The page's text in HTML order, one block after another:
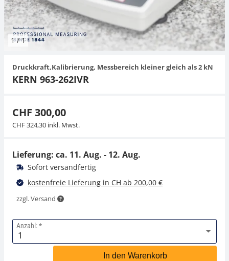
1/1
Druckkraft,Kalibrierung, Messbereich kleiner gleich als 2 kN
KERN 963-262IVR
CHF 300,00
CHF 324,30 inkl. Mwst.
Lieferung: ca. 11. Aug. - 12. Aug.
Sofort versandfertig
kostenfreie Lieferung in CH ab 200,00 €
zzgl. Versand
Anzahl:
In den Warenkorb
Hängewaagen
Tischwaagen
Organwaagen
Waagen inkl. Software
Zug- und Druck-Kraftmesszellen
Videomikroskope
Externe Beleuchtungseinheiten
Mikroskopkameras
Expertenanwendungen
Zucker
Newton-Gewichte
Schallpegelmessgerät
Sonstiges